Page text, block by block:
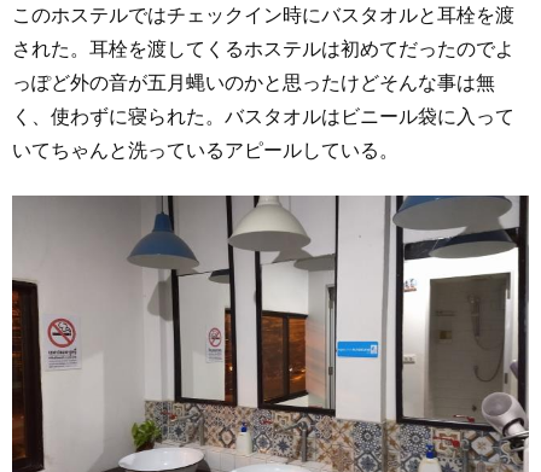
このホステルではチェックイン時にバスタオルと耳栓を渡
された。耳栓を渡してくるホステルは初めてだったのでよ
っぽど外の音が五月蝿いのかと思ったけどそんな事は無
く、使わずに寝られた。バスタオルはビニール袋に入って
いてちゃんと洗っているアピールしている。